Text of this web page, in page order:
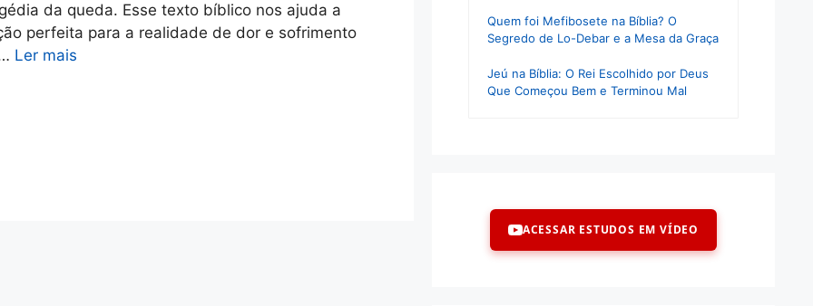
da queda. Esse texto bíblico nos ajuda a
perfeita para a realidade de dor e sofrimento
Ler mais
Quem foi Mefibosete na Bíblia? O
Segredo de Lo-Debar e a Mesa da Graça
Jeú na Bíblia: O Rei Escolhido por Deus
Que Começou Bem e Terminou Mal
ACESSAR ESTUDOS EM VÍDEO